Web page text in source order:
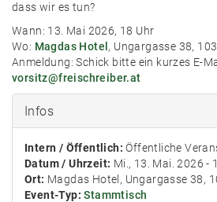
dass wir es tun?
Wann: 13. Mai 2026, 18 Uhr
Wo: Magdas Hotel , Ungargasse 38,
Anmeldung: Schick bitte ein kurzes E-
vorsitz@freischreiber.at
Infos
Intern / Öffentlich:Öffentliche
Datum / Uhrzeit: Mi., 13. Mai. 2026 -
Ort: Magdas Hotel, Ungargasse 38,
Event-Typ:Stammtisch